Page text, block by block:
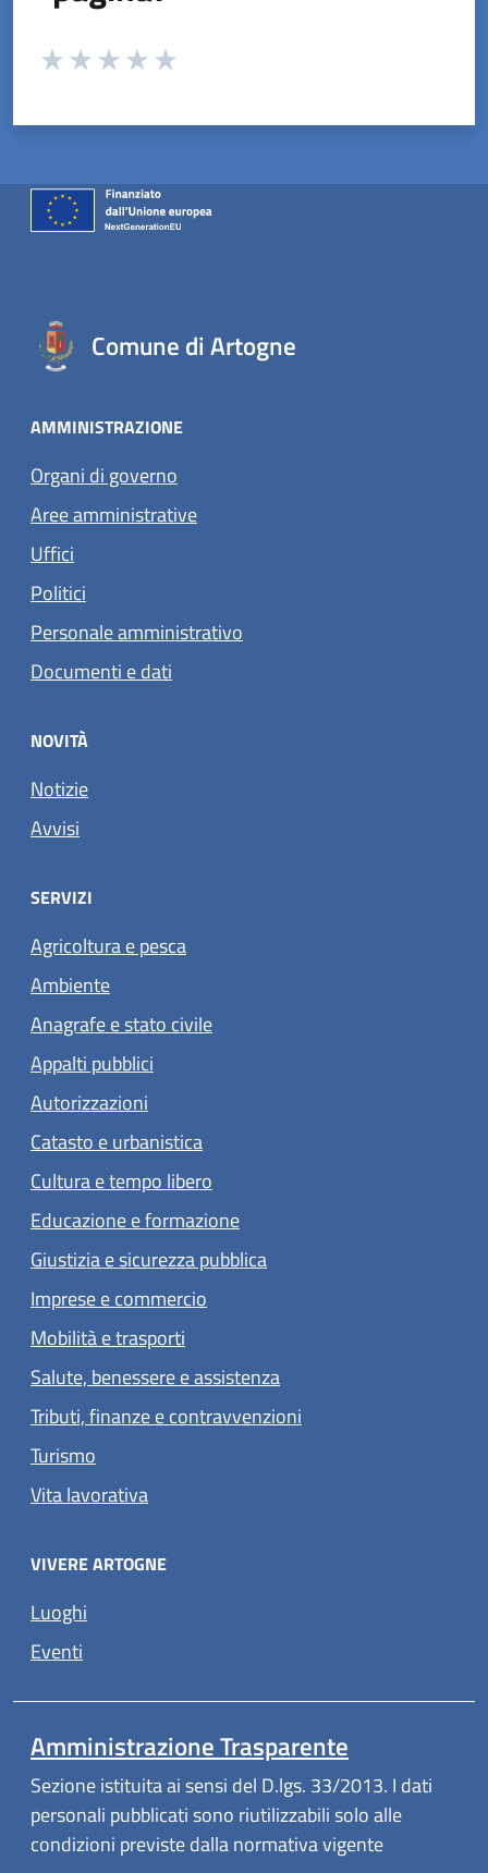
Valuta da 1 a 5 stelle la pagina
Comune di Artogne
AMMINISTRAZIONE
Organi di governo
Aree amministrative
Uffici
Politici
Personale amministrativo
Documenti e dati
NOVITÀ
Notizie
Avvisi
SERVIZI
Agricoltura e pesca
Ambiente
Anagrafe e stato civile
Appalti pubblici
Autorizzazioni
Catasto e urbanistica
Cultura e tempo libero
Educazione e formazione
Giustizia e sicurezza pubblica
Imprese e commercio
Mobilità e trasporti
Salute, benessere e assistenza
Tributi, finanze e contravvenzioni
Turismo
Vita lavorativa
VIVERE ARTOGNE
Luoghi
Eventi
Amministrazione Trasparente
Sezione istituita ai sensi del D.lgs. 33/2013. I dati
personali pubblicati sono riutilizzabili solo alle
condizioni previste dalla normativa vigente